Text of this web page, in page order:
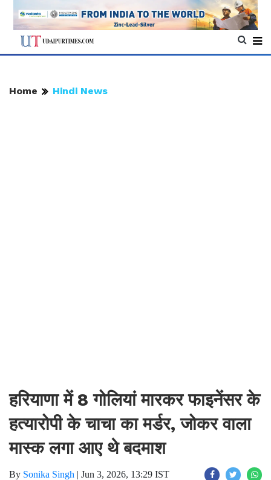
Home Hindi News
हरियाणा में 8 गोलियां मारकर फाइनेंसर के
हत्यारोपी के चाचा का मर्डर, जोकर वाला
मास्क लगा आए थे बदमाश
By Sonika Singh | Jun 3, 2026, 13:29 IST